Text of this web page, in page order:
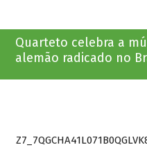
Quarteto celebra a
alemão radicado no